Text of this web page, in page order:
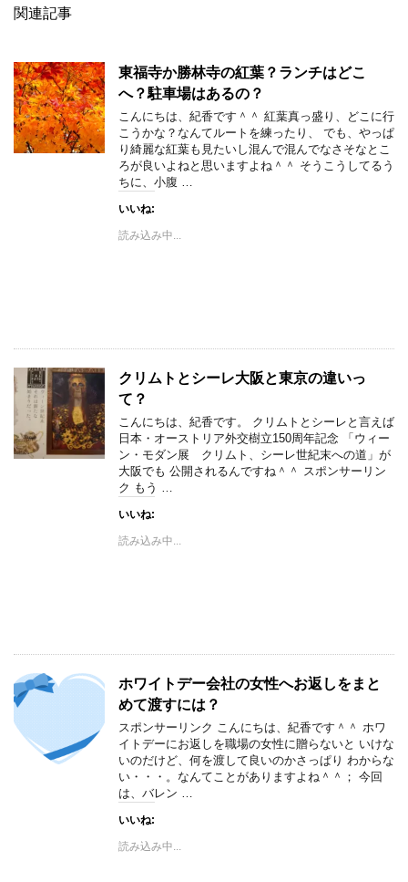
関連記事
東福寺か勝林寺の紅葉？ランチはどこ
へ？駐車場はあるの？
こんにちは、紀香です＾＾ 紅葉真っ盛り、どこに行
こうかな？なんてルートを練ったり、 でも、やっぱ
り綺麗な紅葉も見たいし混んで混んでなさそなとこ
ろが良いよねと思いますよね＾＾ そうこうしてるう
ちに、小腹 …
いいね:
読み込み中...
クリムトとシーレ大阪と東京の違いっ
て？
こんにちは、紀香です。 クリムトとシーレと言えば
日本・オーストリア外交樹立150周年記念 「ウィー
ン・モダン展 クリムト、シーレ世紀末への道」が
大阪でも 公開されるんですね＾＾ スポンサーリン
ク もう …
いいね:
読み込み中...
ホワイトデー会社の女性へお返しをまと
めて渡すには？
スポンサーリンク こんにちは、紀香です＾＾ ホワ
イトデーにお返しを職場の女性に贈らないと いけな
いのだけど、何を渡して良いのかさっぱり わからな
い・・・。なんてことがありますよね＾＾； 今回
は、バレン …
いいね:
読み込み中...